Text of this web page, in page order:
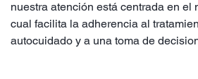
nuestra atención está centrada en el
cual facilita la adherencia al
autocuidado y a una toma de